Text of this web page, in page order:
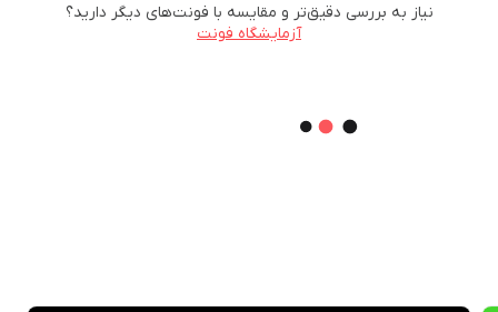
نیاز به بررسی دقیق‌تر و مقایسه با فونت‌های دیگر دارید؟
آزمایشگاه فونت